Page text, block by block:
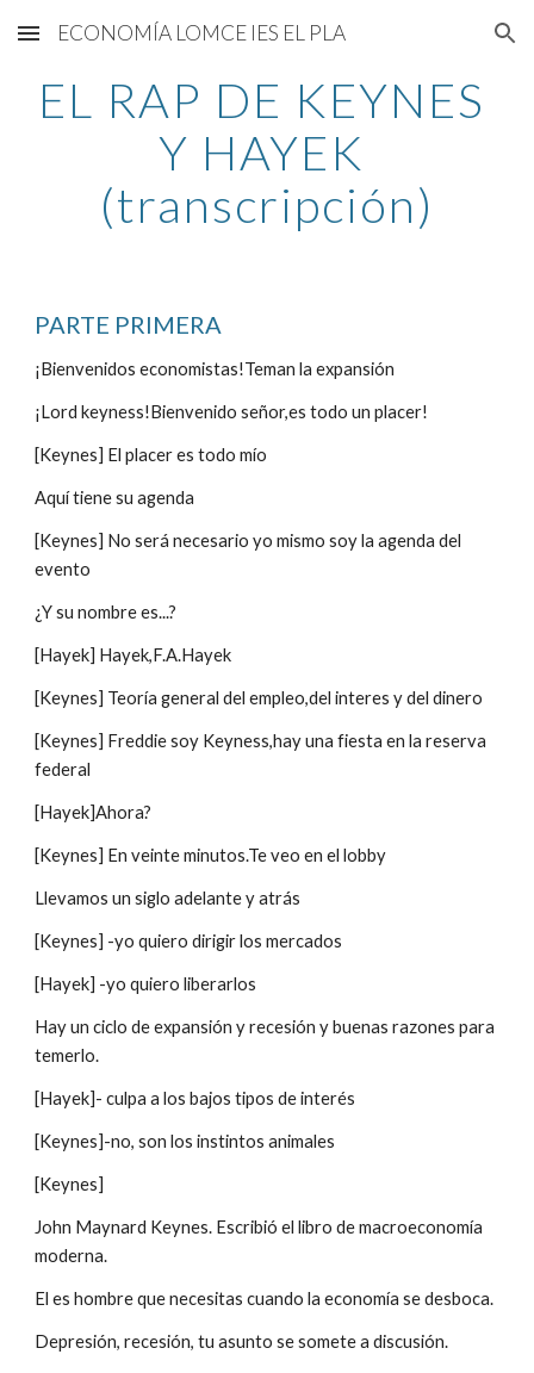
Skip to main content Skip to navigation
ECONOMÍA LOMCE IES EL PLA
EL RAP DE KEYNES
Y HAYEK
(transcripción)
PARTE PRIMERA
¡Bienvenidos economistas!Teman la expansión
¡Lord keyness!Bienvenido señor,es todo un placer!
[Keynes] El placer es todo mío
Aquí tiene su agenda
[Keynes] No será necesario yo mismo soy la agenda del
evento
¿Y su nombre es...?
[Hayek] Hayek,F.A.Hayek
[Keynes] Teoría general del empleo,del interes y del dinero
[Keynes] Freddie soy Keyness,hay una fiesta en la reserva
federal
[Hayek]Ahora?
[Keynes] En veinte minutos.Te veo en el lobby
Llevamos un siglo adelante y atrás
[Keynes] -yo quiero dirigir los mercados
[Hayek] -yo quiero liberarlos
Hay un ciclo de expansión y recesión y buenas razones para
temerlo.
[Hayek]- culpa a los bajos tipos de interés
[Keynes]-no, son los instintos animales
[Keynes]
John Maynard Keynes. Escribió el libro de macroeconomía
moderna.
El es hombre que necesitas cuando la economía se desboca.
Depresión, recesión, tu asunto se somete a discusión.